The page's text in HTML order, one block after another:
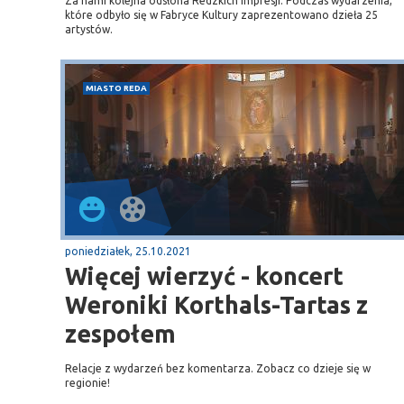
które odbyło się w Fabryce Kultury zaprezentowano dzieła 25
artystów.
MIASTO REDA
poniedziałek, 25.10.2021
Więcej wierzyć - koncert
Weroniki Korthals-Tartas z
zespołem
Relacje z wydarzeń bez komentarza. Zobacz co dzieje się w
regionie!